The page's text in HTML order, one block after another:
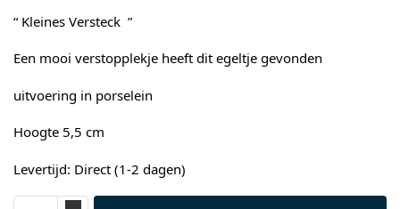
“ Kleines Versteck ”
Een mooi verstopplekje heeft dit egeltje gevonden
uitvoering in porselein
Hoogte 5,5 cm
Levertijd: Direct (1-2 dagen)